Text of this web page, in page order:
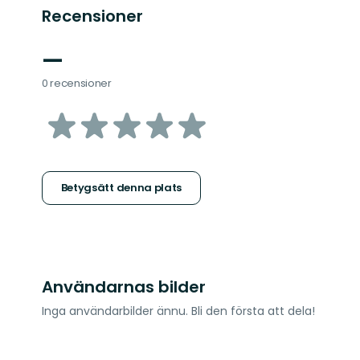
Recensioner
—
0 recensioner
av
stjärnor
Betygsätt denna plats
Användarnas bilder
Inga användarbilder ännu. Bli den första att dela!